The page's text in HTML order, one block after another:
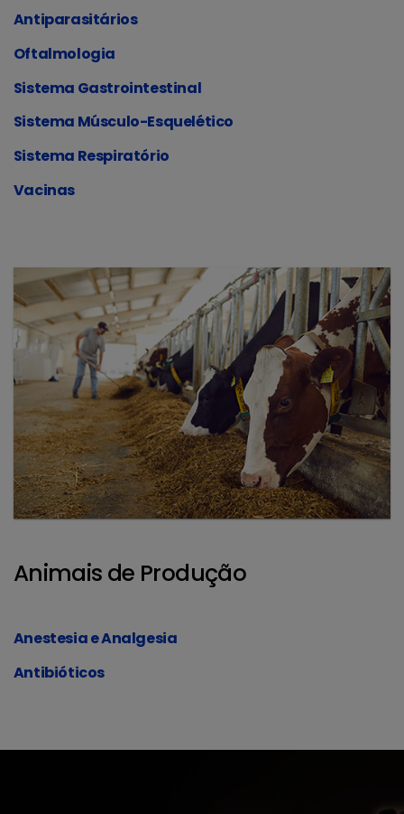
Antiparasitários
Oftalmologia
Sistema Gastrointestinal
Sistema Músculo-Esquelético
Sistema Respiratório
Vacinas
Animais de Produção
Anestesia e Analgesia
Antibióticos